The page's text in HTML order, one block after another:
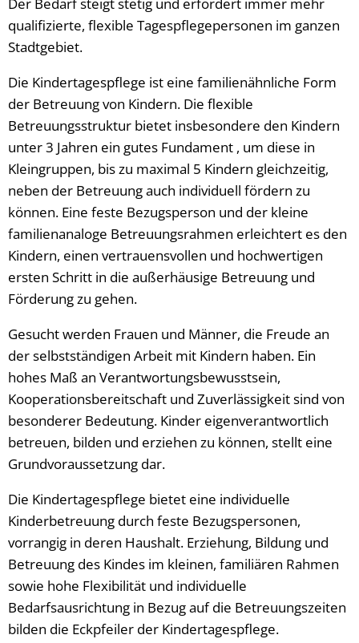
qualifizierte, flexible Tagespflegepersonen im ganzen
Stadtgebiet.
Die Kindertagespflege ist eine familienähnliche Form
der Betreuung von Kindern. Die flexible
Betreuungsstruktur bietet insbesondere den Kindern
unter 3 Jahren ein gutes Fundament , um diese in
Kleingruppen, bis zu maximal 5 Kindern gleichzeitig,
neben der Betreuung auch individuell fördern zu
können. Eine feste Bezugsperson und der kleine
familienanaloge Betreuungsrahmen erleichtert es den
Kindern, einen vertrauensvollen und hochwertigen
ersten Schritt in die außerhäusige Betreuung und
Förderung zu gehen.
Gesucht werden Frauen und Männer, die Freude an
der selbstständigen Arbeit mit Kindern haben. Ein
hohes Maß an Verantwortungsbewusstsein,
Kooperationsbereitschaft und Zuverlässigkeit sind von
besonderer Bedeutung. Kinder eigenverantwortlich
betreuen, bilden und erziehen zu können, stellt eine
Grundvoraussetzung dar.
Die Kindertagespflege bietet eine individuelle
Kinderbetreuung durch feste Bezugspersonen,
vorrangig in deren Haushalt. Erziehung, Bildung und
Betreuung des Kindes im kleinen, familiären Rahmen
sowie hohe Flexibilität und individuelle
Bedarfsausrichtung in Bezug auf die Betreuungszeiten
bilden die Eckpfeiler der Kindertagespflege.